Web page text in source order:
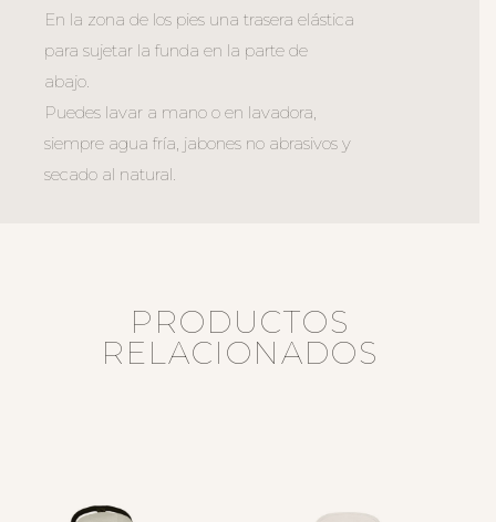
En la zona de los pies una trasera elástica
para sujetar la funda en la parte de
abajo.
Puedes lavar a mano o en lavadora,
siempre agua fría, jabones no abrasivos y
secado al natural.
PRODUCTOS
RELACIONADOS